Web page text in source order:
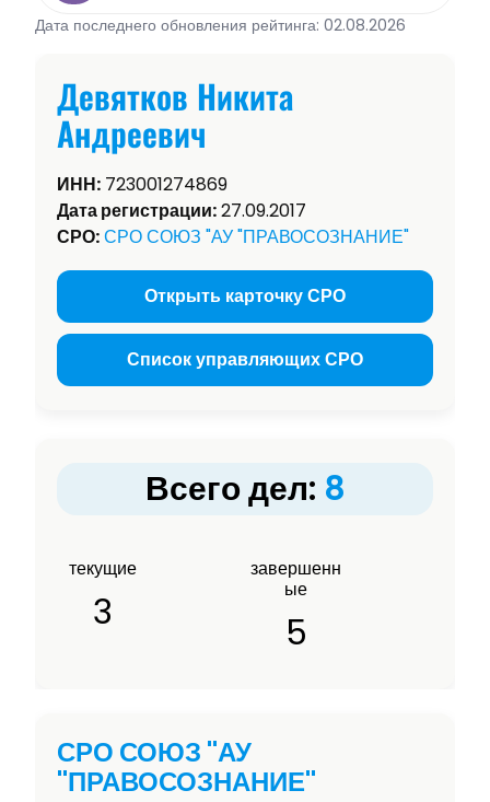
Дата последнего обновления рейтинга: 02.08.2026
Девятков Никита
Андреевич
ИНН: 723001274869
Дата регистрации:27.09.2017
СРО:СРО СОЮЗ "АУ "ПРАВОСОЗНАНИЕ"
Открыть карточку СРО
Список управляющих СРО
Всего дел: 8
текущие
3
завершенн
ые
5
СРО СОЮЗ "АУ
"ПРАВОСОЗНАНИЕ"